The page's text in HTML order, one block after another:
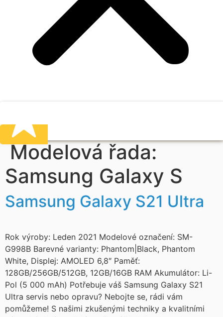
Modelová řada:
Samsung Galaxy S
Samsung Galaxy S21 Ultra
Rok výroby: Leden 2021 Modelové označení: SM-
G998B Barevné varianty: Phantom|Black, Phantom
White, Displej: AMOLED 6,8″ Paměť:
128GB/256GB/512GB, 12GB/16GB RAM Akumulátor: Li-
Pol (5 000 mAh) Potřebuje váš Samsung Galaxy S21
Ultra servis nebo opravu? Nebojte se, rádi vám
pomůžeme! S našimi zkušenými techniky a kvalitními